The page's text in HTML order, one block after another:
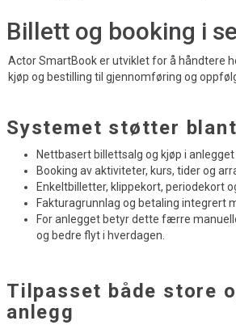
Billett og booking i
Actor SmartBook er utviklet for å håndtere
kjøp og bestilling til gjennomføring og
Systemet støtter
Nettbasert billettsalg og kjøp i anlegget
Booking av aktiviteter, kurs, tider og
Enkeltbilletter, klippekort, periodekort
Fakturagrunnlag og betaling integrert
For anlegget betyr dette færre
og bedre flyt i hverdagen.
Tilpasset både store
anlegg